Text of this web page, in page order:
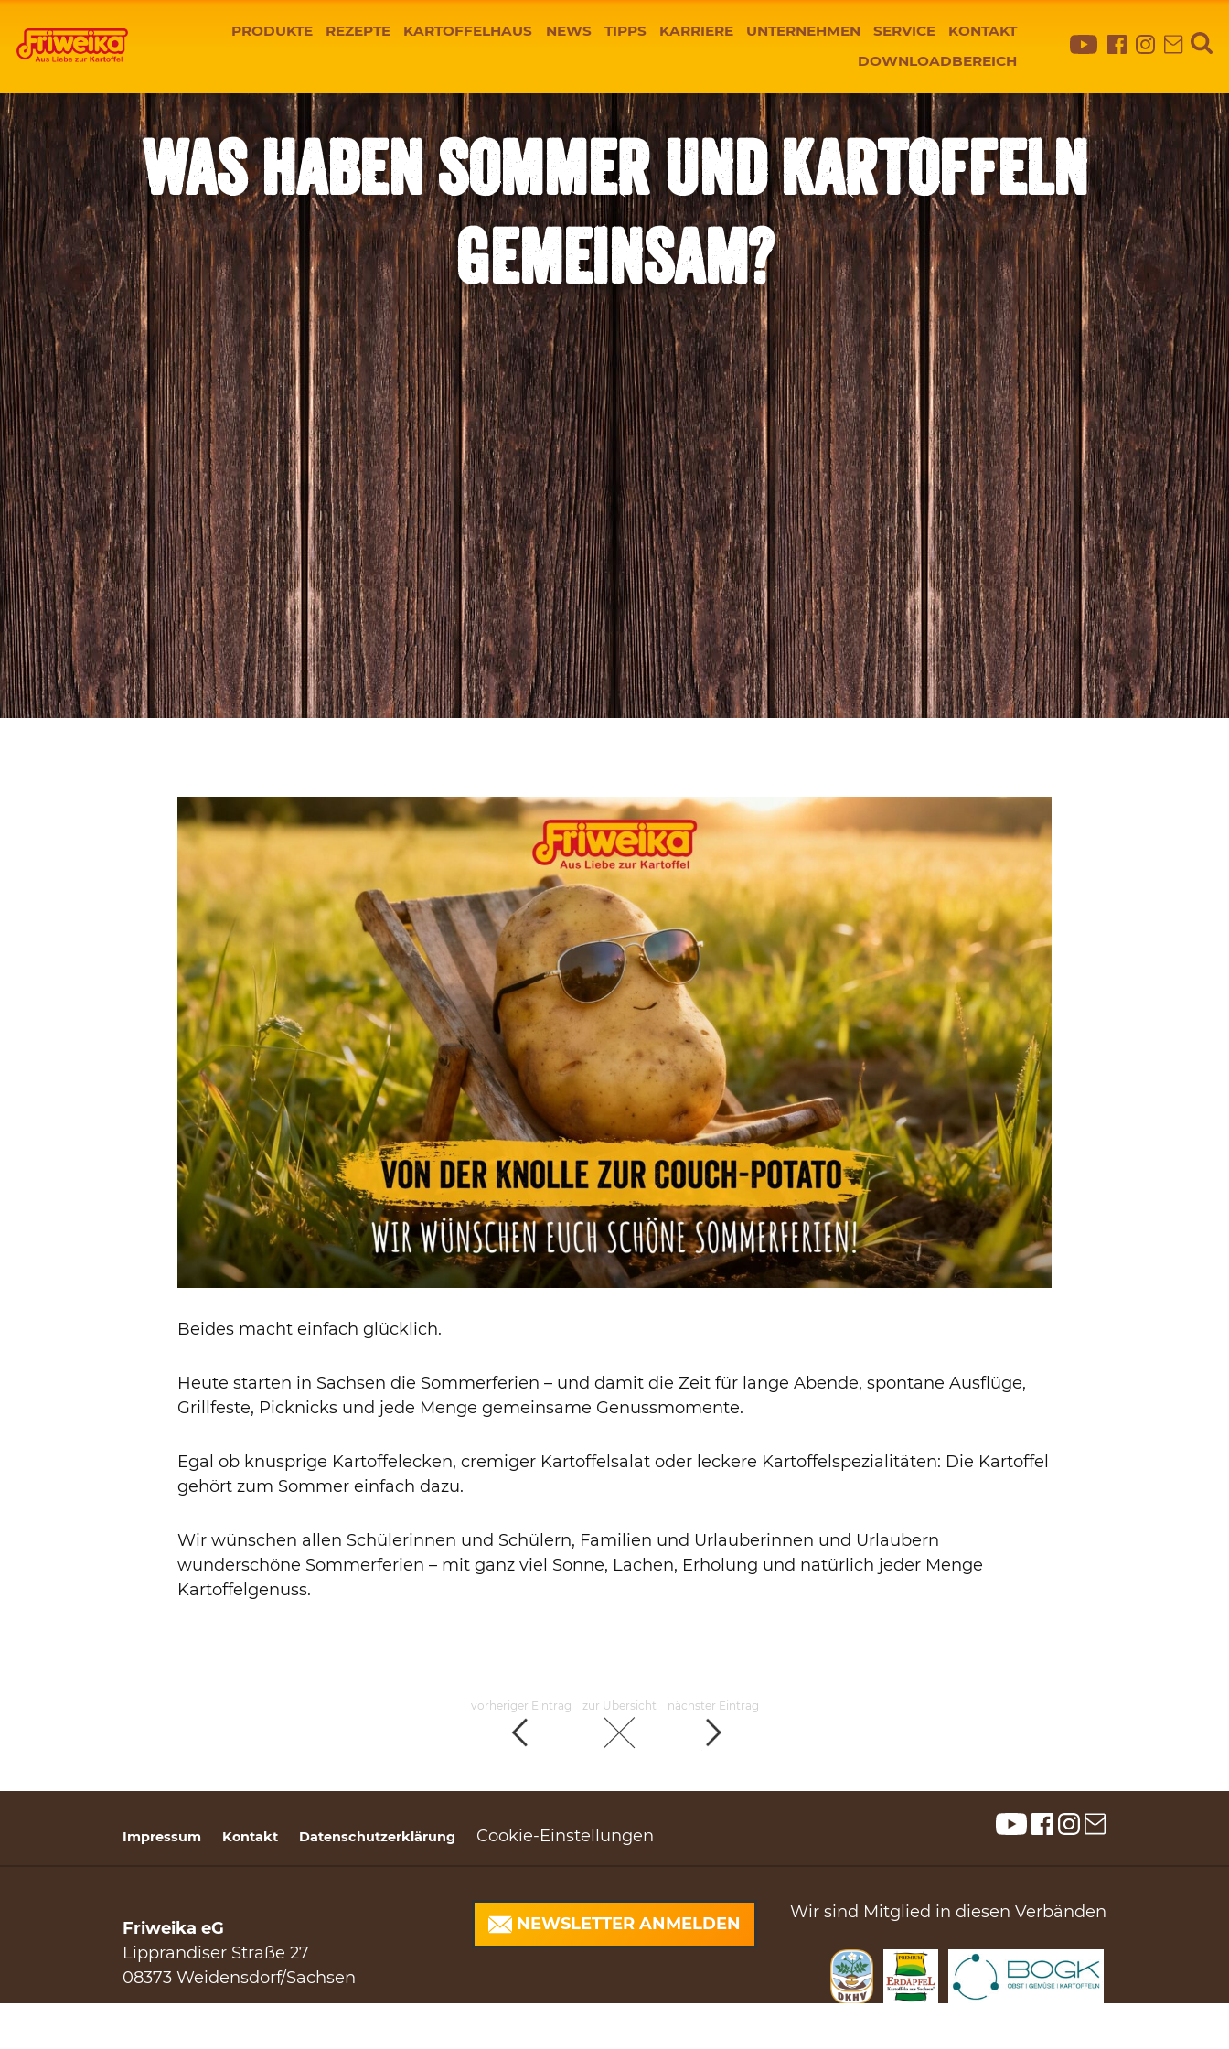
PRODUKTE REZEPTE KARTOFFELHAUS NEWS TIPPS KARRIERE UNTERNEHMEN SERVICE
KONTAKT
DOWNLOADBEREICH
WAS HABEN SOMMER UND KARTOFFELN
GEMEINSAM?
Beides macht einfach glücklich.
Heute starten in Sachsen die Sommerferien – und damit die Zeit für lange Abende, spontane Ausflüge,
Grillfeste, Picknicks und jede Menge gemeinsame Genussmomente.
Egal ob knusprige Kartoffelecken, cremiger Kartoffelsalat oder leckere Kartoffelspezialitäten: Die Kartoffel
gehört zum Sommer einfach dazu.
Wir wünschen allen Schülerinnen und Schülern, Familien und Urlauberinnen und Urlaubern
wunderschöne Sommerferien – mit ganz viel Sonne, Lachen, Erholung und natürlich jeder Menge
Kartoffelgenuss.
vorheriger Eintrag zur Übersicht nächster Eintrag
Impressum Kontakt Datenschutzerklärung Cookie-Einstellungen
Friweika eG
Lipprandiser Straße 27
08373 Weidensdorf/Sachsen
NEWSLETTER ANMELDEN
Wir sind Mitglied in diesen Verbänden